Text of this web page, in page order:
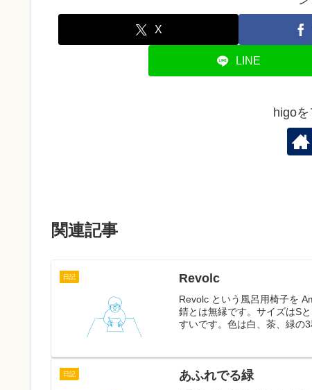
X
LINE
higo
関連記事
日記 Revolc
Revolc という風呂用椅子を
錆とは無縁です。サイズはS
すいです。色は白、茶、緑の
日記 あふれでる緑